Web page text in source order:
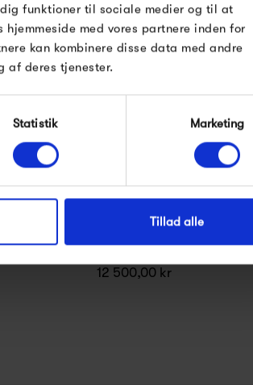
funktioner til sociale medier og til at
med vores partnere inden for
kan kombinere disse data med andre
af deres tjenester.
Statistik Marketing
Tillad alle
12 500,00 kr
fra Fermob, File Under
produkter.
velkomstrabat
du at modtage e-
ønsker ikke rabat.